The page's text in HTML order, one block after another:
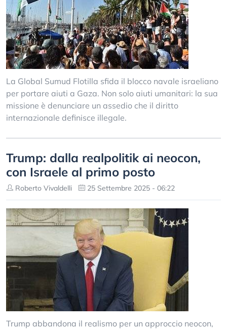
La Global Sumud Flotilla sfida il blocco navale israeliano
per portare aiuti a Gaza. Non solo aiuti umanitari: la sua
missione è denunciare un assedio che il diritto
internazionale definisce illegale.
Trump: dalla realpolitik ai neocon,
con Israele al primo posto
Roberto Vivaldelli 25 Settembre 2025 - 06:22
Trump abbandona il realismo per un approccio neocon,